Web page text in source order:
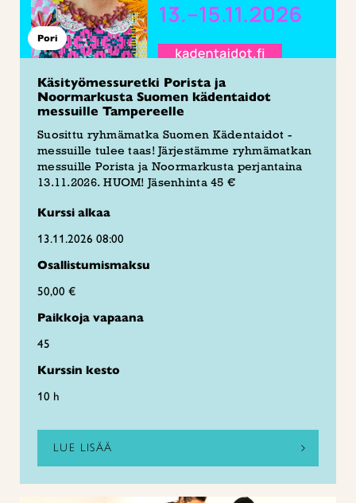
Pori
Käsityömessuretki Porista ja
Noormarkusta Suomen kädentaidot
messuille Tampereelle
Suosittu ryhmämatka Suomen Kädentaidot -
messuille tulee taas! Järjestämme ryhmämatkan
messuille Porista ja Noormarkusta perjantaina
13.11.2026. HUOM! Jäsenhinta 45 €
Kurssi alkaa
13.11.2026 08:00
Osallistumismaksu
50,00 €
Paikkoja vapaana
45
Kurssin kesto
10 h
LUE LISÄÄ